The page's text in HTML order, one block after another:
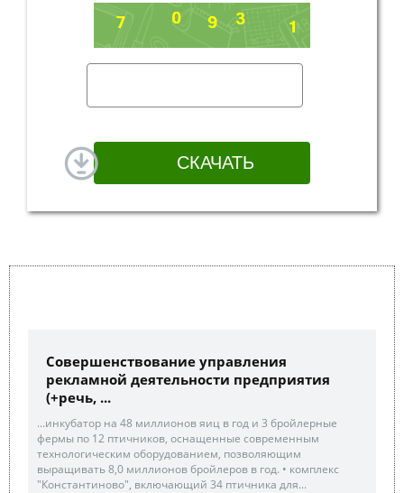
Совершенствование управления
рекламной деятельности предприятия
(+речь, ...
...инкубатор на 48 миллионов яиц в год и 3 бройлерные
фермы по 12 птичников, оснащенные современным
технологическим оборудованием, позволяющим
выращивать 8,0 миллионов бройлеров в год. • комплекс
"Константиново", включающий 34 птичника для...